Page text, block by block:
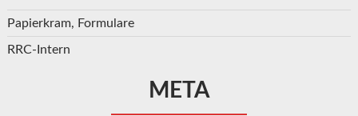
Papierkram, Formulare
RRC-Intern
META